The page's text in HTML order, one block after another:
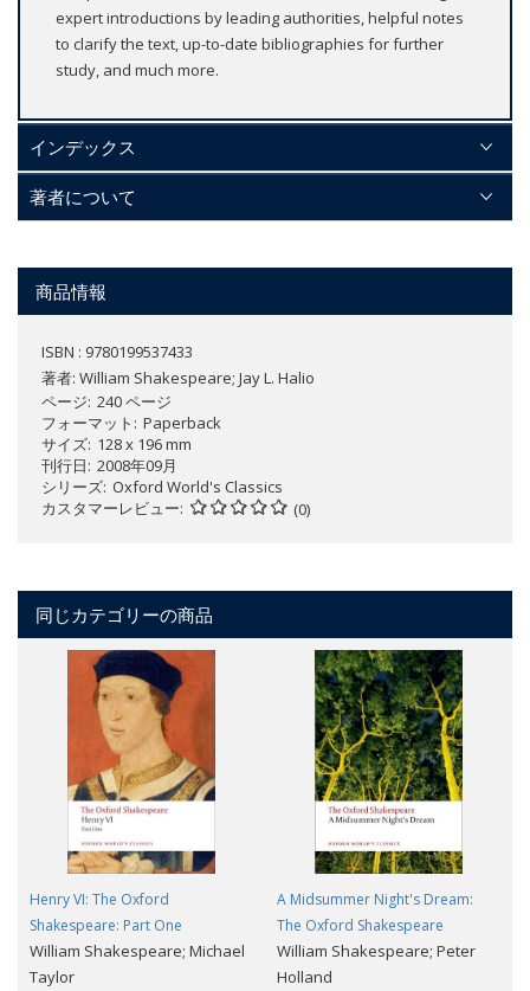
expert introductions by leading authorities, helpful notes
to clarify the text, up-to-date bibliographies for further
study, and much more.
インデックス
著者について
商品情報
ISBN : 9780199537433
著者: William Shakespeare; Jay L. Halio
ページ 240 ページ
フォーマット
Paperback
サイズ 128 x 196 mm
刊行日 2008年09月
シリーズ Oxford World's Classics
カスタマーレビュー
(0)
同じカテゴリーの商品
Henry VI: The Oxford
Shakespeare: Part One
William Shakespeare; Michael
Taylor
A Midsummer Night's Dream:
The Oxford Shakespeare
William Shakespeare; Peter
Holland